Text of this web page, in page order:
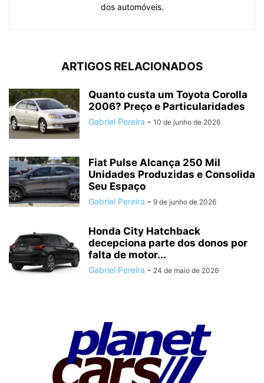
dos automóveis.
ARTIGOS RELACIONADOS
Quanto custa um Toyota Corolla
2006? Preço e Particularidades
Gabriel Pereira - 10 de junho de 2026
Fiat Pulse Alcança 250 Mil
Unidades Produzidas e Consolida
Seu Espaço
Gabriel Pereira - 9 de junho de 2026
Honda City Hatchback
decepciona parte dos donos por
falta de motor...
Gabriel Pereira - 24 de maio de 2026